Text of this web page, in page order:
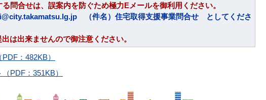
問合せは、誤案内を防ぐため極力Eメールを御利用ください。
（件名）住宅取得支援事業問合せ としてくださ
は出来ませんので御注意ください。
：482KB）
PDF：351KB）